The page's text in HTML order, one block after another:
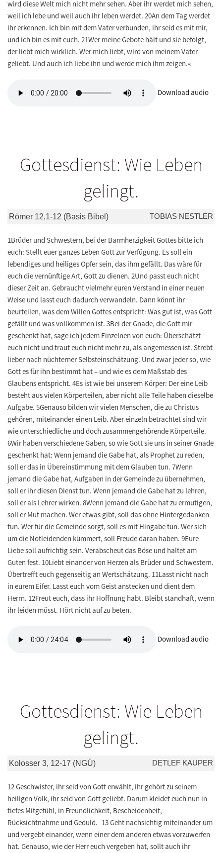
wird diese Welt mich nicht mehr sehen. Aber ihr werdet mich sehen,
weil ich lebe und weil auch ihr leben werdet. 20An dem Tag werdet
ihr erkennen. Ich bin mit dem Vater verbunden, ihr seid es mit mir,
und ich bin es mit euch. 21Wer meine Gebote hält und sie befolgt,
der liebt mich wirklich. Wer mich liebt, wird von meinem Vater
geliebt. Und auch ich liebe ihn und werde mich ihm zeigen.«
Download audio
Gottesdienst: Wie Leben
gelingt.
Römer 12,1-12 (Basis Bibel) TOBIAS NESTLER
1Brüder und Schwestern, bei der Barmherzigkeit Gottes bitte ich
euch: Stellt euer ganzes Leben Gott zur Verfügung. Es soll ein
lebendiges und heiliges Opfer sein, das ihm gefällt. Das wäre für
euch die vernünftige Art, Gott zu dienen. 2Und passt euch nicht
dieser Zeit an. Gebraucht vielmehr euren Verstand in einer neuen
Weise und lasst euch dadurch verwandeln. Dann könnt ihr
beurteilen, was dem Willen Gottes entspricht: Was gut ist, was Gott
gefällt und was vollkommen ist. 3Bei der Gnade, die Gott mir
geschenkt hat, sage ich jedem Einzelnen von euch: Überschätzt
euch nicht und traut euch nicht mehr zu, als angemessen ist. Strebt
lieber nach nüchterner Selbsteinschätzung. Und zwar jeder so, wie
Gott es für ihn bestimmt hat – und wie es dem Maßstab des
Glaubens entspricht. 4Es ist wie bei unserem Körper: Der eine Leib
besteht aus vielen Körperteilen, aber nicht alle Teile haben dieselbe
Aufgabe. 5Genauso bilden wir vielen Menschen, die zu Christus
gehören, miteinander einen Leib. Aber einzeln betrachtet sind wir
wie unterschiedliche und doch zusammengehörende Körperteile.
6Wir haben verschiedene Gaben, so wie Gott sie uns in seiner Gnade
geschenkt hat: Wenn jemand die Gabe hat, als Prophet zu reden,
soll er das in Übereinstimmung mit dem Glauben tun. 7Wenn
jemand die Gabe hat, Aufgaben in der Gemeinde zu übernehmen,
soll er ihr diesen Dienst tun. Wenn jemand die Gabe hat zu lehren,
soll er als Lehrer wirken. 8Wenn jemand die Gabe hat zu ermutigen,
soll er Mut machen. Wer etwas gibt, soll das ohne Hintergedanken
tun. Wer für die Gemeinde sorgt, soll es mit Hingabe tun. Wer sich
um die Notleidenden kümmert, soll Freude daran haben. 9Eure
Liebe soll aufrichtig sein. Verabscheut das Böse und haltet am
Guten fest. 10Liebt einander von Herzen als Brüder und Schwestern.
Übertrefft euch gegenseitig an Wertschätzung. 11Lasst nicht nach
in eurem Eifer. Lasst euch vom Geist anstecken und dient dem
Herrn. 12Freut euch, dass ihr Hoffnung habt. Bleibt standhaft, wenn
ihr leiden müsst. Hört nicht auf zu beten.
Download audio
Gottesdienst: Wie Leben
gelingt.
Kolosser 3, 12-17 (NGÜ) DETLEF KAUPER
12 Geschwister, ihr seid von Gott erwählt, ihr gehört zu seinem
heiligen Volk, ihr seid von Gott geliebt. Darum kleidet euch nun in
tiefes Mitgefühl, in Freundlichkeit, Bescheidenheit,
Rücksichtnahme und Geduld. 13 Geht nachsichtig miteinander um
und vergebt einander, wenn einer dem anderen etwas vorzuwerfen
hat. Genauso, wie der Herr euch vergeben hat, sollt auch ihr